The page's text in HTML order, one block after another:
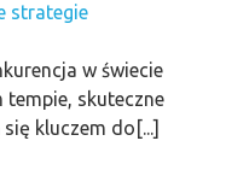
strategie
w świecie
skuteczne
kluczem do[...]